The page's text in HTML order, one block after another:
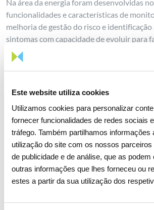
Este website utiliza cookies
Utilizamos cookies para personalizar
fornecer funcionalidades de redes sociais
tráfego. Também partilhamos informações
utilização do site com os nossos
de publicidade e de análise, que as
outras informações que lhes forneceu ou
estes a partir da sua utilização dos
Na área da energia foram desenvolvidas
funcionalidades e características de
melhoria de gestão do risco e
sintomas com capacidade de evoluir para
Neste âmbito, desenvolveram-se três
alta tensão, que monitorizou variáveis
água, integridade da tampa de acesso,
nas juntas de cabos subterrâneos;
torres de transmissão de energia, que
(vibração da torre) e dos padrões de
determinar a degradação estrutural da
ambiental adicional, como temperatura,
com o objetivo de fornecer outras
ser relevantes na prevenção de incêndios
intrusão e avaliação de risco em ativos